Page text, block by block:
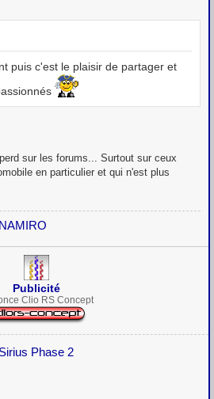
puis c'est le plaisir de partager et
sur les forums... Surtout sur ceux
en particulier et qui n'est plus
NAMIRO
Publicité
Clio RS Concept
Phase 2